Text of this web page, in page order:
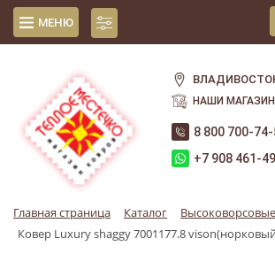
МЕНЮ
НАШИ
8 800 700-74-
+7 908 461-
Главная страница Каталог
Ковер Luxury shaggy 7001177.8